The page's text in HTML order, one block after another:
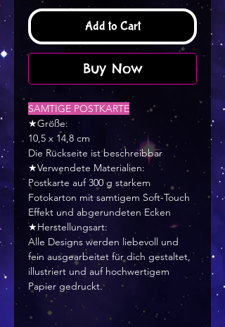
Add to Cart
Buy Now
SAMTIGE POSTKARTE
★Größe:
10,5 x 14,8 cm
Die Rückseite ist beschreibbar
★Verwendete Materialien:
Postkarte auf 300 g starkem
Fotokarton mit samtigem Soft-Touch
Effekt und abgerundeten Ecken
★Herstellungsart:
Alle Designs werden liebevoll und
fein ausgearbeitet für dich gestaltet,
illustriert und auf hochwertigem
Papier gedruckt.